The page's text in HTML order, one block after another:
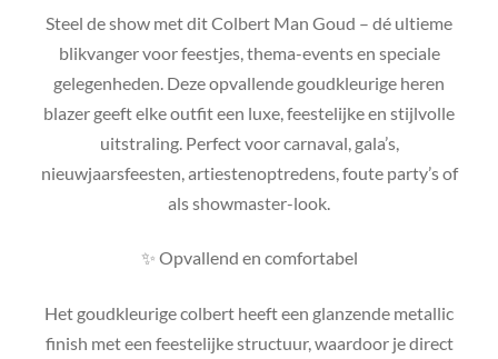
Steel de show met dit Colbert Man Goud – dé ultieme
blikvanger voor feestjes, thema-events en speciale
gelegenheden. Deze opvallende goudkleurige heren
blazer geeft elke outfit een luxe, feestelijke en stijlvolle
uitstraling. Perfect voor carnaval, gala’s,
nieuwjaarsfeesten, artiestenoptredens, foute party’s of
als showmaster-look.
✨ Opvallend en comfortabel
Het goudkleurige colbert heeft een glanzende metallic
finish met een feestelijke structuur, waardoor je direct